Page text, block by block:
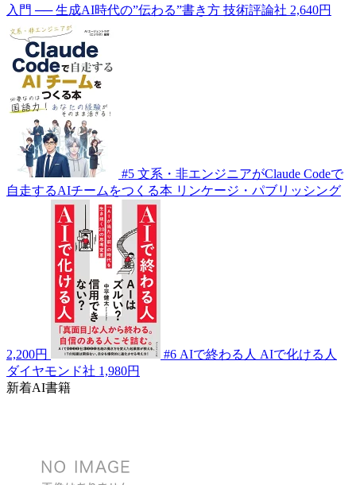
入門 ── 生成AI時代の”伝わる”書き方 技術評論社 2,640円
#5 文系・非エンジニアがClaude Codeで
自走するAIチームをつくる本 リンケージ・パブリッシング
2,200円 #6 AIで終わる人 AIで化ける人
ダイヤモンド社 1,980円
新着AI書籍